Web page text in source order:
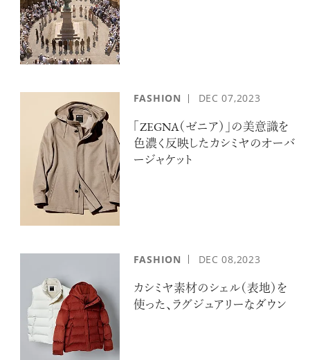
FASHION DEC 07,2023
「ZEGNA（ゼニア）」の美意識を
色濃く反映したカシミヤのオーバ
ージャケット
FASHION DEC 08,2023
カシミヤ素材のシェル（表地）を
使った、ラグジュアリーなダウン